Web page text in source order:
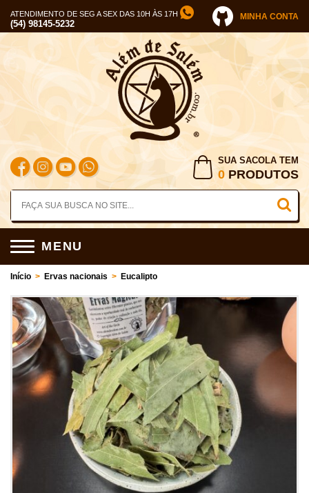
ATENDIMENTO DE SEG A SEX DAS 10H ÀS 17H
(54) 98145-5232
MINHA CONTA
SUA SACOLA TEM
0 PRODUTOS
MENU
Início > Ervas nacionais > Eucalipto